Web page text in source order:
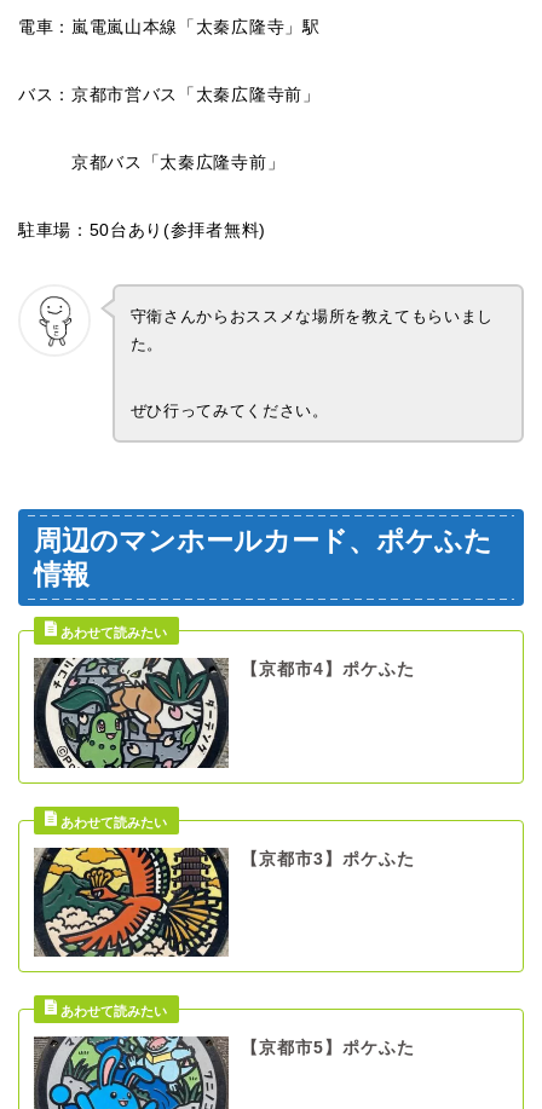
電車：嵐電嵐山本線「太秦広隆寺」駅
バス：京都市営バス「太秦広隆寺前」
京都バス「太秦広隆寺前」
駐車場：50台あり(参拝者無料)
守衛さんからおススメな場所を教えてもらいまし
た。
ぜひ行ってみてください。
周辺のマンホールカード、ポケふた
情報
【京都市4】ポケふた
【京都市3】ポケふた
【京都市5】ポケふた